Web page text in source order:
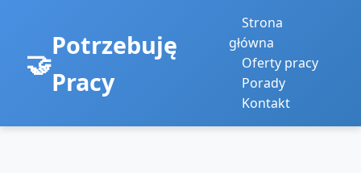
Potrzebuję
Pracy
Strona
główna
Oferty pracy
Porady
Kontakt